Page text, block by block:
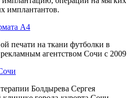
имплантантов.
А4
печати на ткани футболки в
агентством Сочи с 2009
Болдырева Сергея